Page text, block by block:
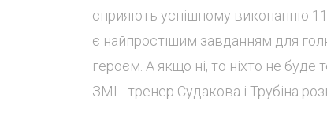
сприяють успішному виконанню
є найпростішим завданням для
героєм. А якщо ні, то ніхто не
ЗМІ - тренер Судакова і Трубіна